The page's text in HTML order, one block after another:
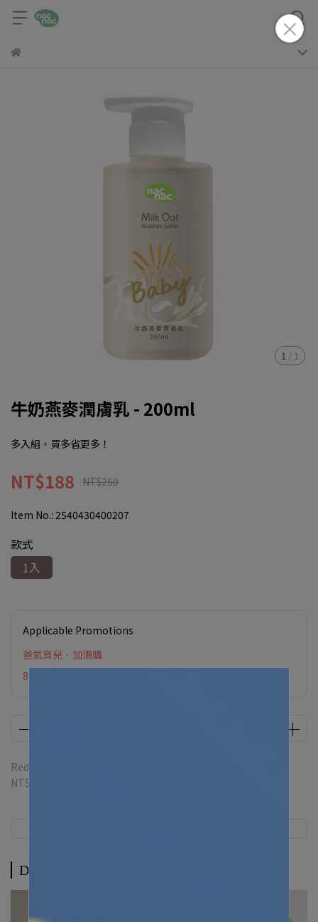
1 / 1
牛奶燕麥潤膚乳 - 200ml
多入組，買多省更多！
NT$188 NT$250
Item No.: 2540430400207
款式
1入
Applicable Promotions
爸氣育兒．加價購
8月限定滿額贈
Redeemable credit(s) per item
NT$19
Description